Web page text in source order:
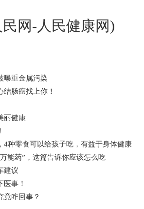
网-人民健康网)
曝重金属污染
结肠癌找上你！
丽健康
4种零食可以给孩子吃，有益于身体健康
能药”，这篇告诉你应该怎么吃
建议
医事！
竟咋回事？